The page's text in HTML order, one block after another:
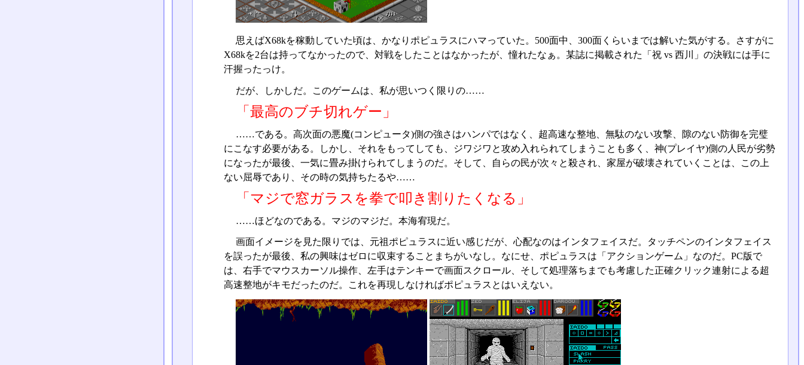
思えばX68kを稼動していた頃は、かなりポピュラスにハマっていた。500面中、300面くらいまでは解いた気がする。さすがに
X68kを2台は持ってなかったので、対戦をしたことはなかったが、憧れたなぁ。某誌に掲載された「祝 vs 西川」の決戦には手に
汗握ったっけ。
だが、しかしだ。このゲームは、私が思いつく限りの……
「最高のブチ切れゲー」
……である。高次面の悪魔(コンピュータ)側の強さはハンパではなく、超高速な整地、無駄のない攻撃、隙のない防御を完璧
にこなす必要がある。しかし、それをもってしても、ジワジワと攻め入れられてしまうことも多く、神(プレイヤ)側の人民が劣勢
になったが最後、一気に畳み掛けられてしまうのだ。そして、自らの民が次々と殺され、家屋が破壊されていくことは、この上
ない屈辱であり、その時の気持ちたるや……
「マジで窓ガラスを拳で叩き割りたくなる」
……ほどなのである。マジのマジだ。本海宥現だ。
画面イメージを見た限りでは、元祖ポピュラスに近い感じだが、心配なのはインタフェイスだ。タッチペンのインタフェイス
を誤ったが最後、私の興味はゼロに収束することまちがいなし。なにせ、ポピュラスは「アクションゲーム」なのだ。PC版で
は、右手でマウスカーソル操作、左手はテンキーで画面スクロール、そして処理落ちまでも考慮した正確クリック連射による超
高速整地がキモだったのだ。これを再現しなければポピュラスとはいえない。